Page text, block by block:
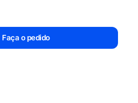
Faça o pedido